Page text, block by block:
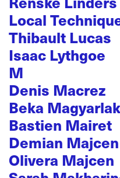
Local
Thibault Lucas
Isaac Lythgoe
M
Denis Macrez
Beka
Bastien Mairet
Demian Majcen
Olivera Majcen